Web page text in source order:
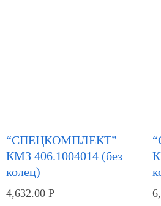
“СПЕЦКОМПЛЕКТ”
КМЗ 406.1004014 (без
колец)
4,632.00Р